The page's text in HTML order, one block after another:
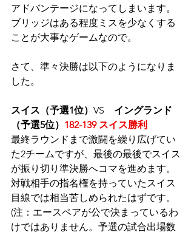
アドバンテージになってしまいます。
ブリッジはある程度ミスを少なくする
ことが大事なゲームなので。
さて、準々決勝は以下のようになりま
した。
スイス（予選1位） VS イングランド
（予選5位） 182-139 スイス勝利
最終ラウンドまで激闘を繰り広げてい
た2チームですが、最後の最後でスイス
が振り切り準決勝へコマを進めます。
対戦相手の指名権を持っていたスイス
目線では相当苦しめられたはずです。
(注：エースペアが公で決まっているわ
けではありません。予選の試合出場数